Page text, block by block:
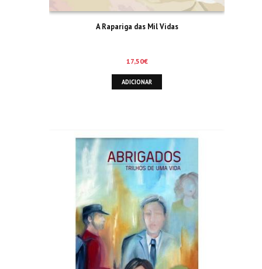
A Rapariga das Mil Vidas
17,50€
ADICIONAR